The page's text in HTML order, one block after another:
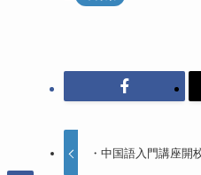
・中国語入門講座開